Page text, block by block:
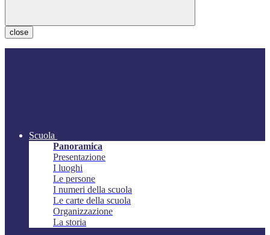
close
Scuola
Panoramica
Presentazione
I luoghi
Le persone
I numeri della scuola
Le carte della scuola
Organizzazione
La storia